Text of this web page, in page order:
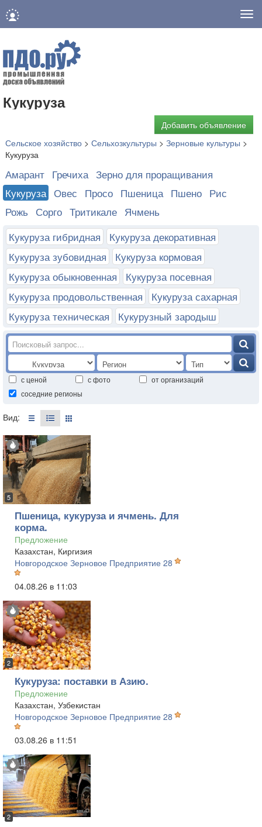
Кукуруза
Добавить объявление
Сельское хозяйство > Сельхозкультуры > Зерновые культуры >
Кукуруза
Амарант Гречиха Зерно для проращивания
Кукуруза Овес Просо Пшеница Пшено Рис
Рожь Сорго Тритикале Ячмень
Кукуруза гибридная
Кукуруза декоративная
Кукуруза зубовидная
Кукуруза кормовая
Кукуруза обыкновенная
Кукуруза посевная
Кукуруза продовольственная
Кукуруза сахарная
Кукуруза техническая
Кукурузный зародыш
с ценой с фото
от организаций
соседние регионы
Вид:
5
Пшеница, кукуруза и ячмень. Для
корма.
Предложение
Казахстан, Киргизия
Новгородское Зерновое Предприятие 28
04.08.26 в 11:03
2
Кукуруза: поставки в Азию.
Предложение
Казахстан, Узбекистан
Новгородское Зерновое Предприятие 28
03.08.26 в 11:51
2